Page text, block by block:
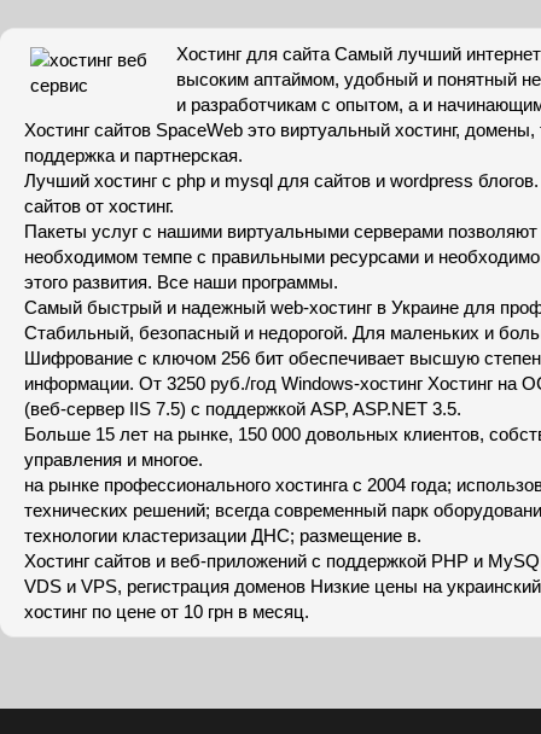
Хостинг для сайта Самый лучший интернет
высоким аптаймом, удобный и понятный
и разработчикам с опытом, а и
Хостинг сайтов SpaceWeb это виртуальный хостинг, домены,
поддержка и партнерская.
Лучший хостинг с php и mysql для сайтов и wordpress
сайтов от хостинг.
Пакеты услуг с нашими виртуальными серверами
необходимом темпе с правильными ресурсами и
этого развития. Все наши программы.
Самый быстрый и надежный web-хостинг в Украине для
Стабильный, безопасный и недорогой. Для маленьких и
Шифрование с ключом 256 бит обеспечивает высшую
информации. От 3250 руб./год Windows-хостинг Хостинг на
(веб-сервер IIS 7.5) с поддержкой ASP, ASP.NET 3.5.
Больше 15 лет на рынке, 150 000 довольных клиентов,
управления и многое.
на рынке профессионального хостинга с 2004 года;
технических решений; всегда современный парк
технологии кластеризации ДНС; размещение в.
Хостинг сайтов и веб-приложений с поддержкой PHP и
VDS и VPS, регистрация доменов Низкие цены на
хостинг по цене от 10 грн в месяц.